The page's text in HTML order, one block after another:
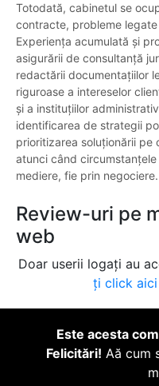
Totodată, cabinetul se
contracte, probleme
Experiența acumulată și
asigurării de consultanță
redactării documentațiilor
riguroase a intereselor
și a instituțiilor
identificarea de strategii
prioritizarea soluționării pe
atunci când
mediere, fie prin negociere.
Review-uri pe
web
Doar userii logați au
ți click
Este acesta
Felicitări! Aă cum